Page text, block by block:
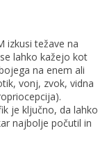
izkusi težave na
lahko kažejo kot
na enem ali
vonj, zvok, vidna
je ključno, da lahko
najbolje počutil in